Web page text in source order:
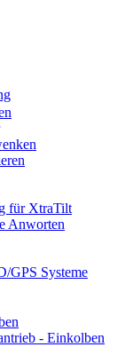
für XtraTilt
Anworten
GPS Systeme
- Einkolben